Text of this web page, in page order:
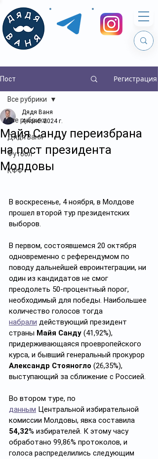
Пост Регистрация
Все рубрики
Дядя Ваня
Футбол
КФФ
Все рубрики
Майя Санду переизбрана
на пост президента
Молдовы
Дядя Ваня
4 нояб. 2024 г.
В воскресенье, 4 ноября, в Молдове
прошел второй тур президентских
выборов.
В первом, состоявшемся 20 октября
одновременно с референдумом по
поводу дальнейшей евроинтеграции, ни
один из кандидатов не смог
преодолеть 50-процентный порог,
необходимый для победы. Наибольшее
количество голосов тогда
набрали действующий президент
страны Майя Санду (41,92%),
придерживающаяся проевропейского
курса, и бывший генеральный прокурор
Александр Стояногло (26,35%),
выступающий за сближение с Россией.
Во втором туре, по
данным Центральной избирательной
комиссии Молдовы, явка составила
54,32% избирателей. К этому часу
обработано 99,86% протоколов, и
голоса распределились следующим